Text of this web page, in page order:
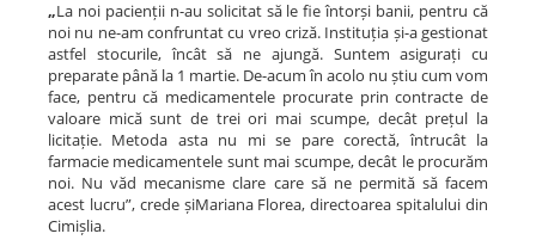
„La noi pacienții n-au solicitat să le fie întorși banii, pentru că
noi nu ne-am confruntat cu vreo criză. Instituția și-a gestionat
astfel stocurile, încât să ne ajungă. Suntem asigurați cu
preparate până la 1 martie. De-acum în acolo nu știu cum vom
face, pentru că medicamentele procurate prin contracte de
valoare mică sunt de trei ori mai scumpe, decât prețul la
licitație. Metoda asta nu mi se pare corectă, întrucât la
farmacie medicamentele sunt mai scumpe, decât le procurăm
noi. Nu văd mecanisme clare care să ne permită să facem
acest lucru”, crede șiMariana Florea, directoarea spitalului din
Cimișlia.